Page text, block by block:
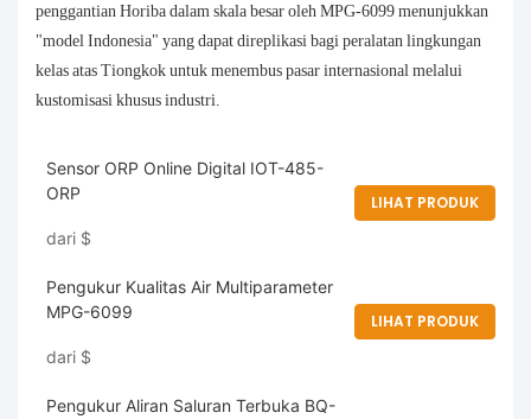
penggantian Horiba dalam skala besar oleh MPG-6099 menunjukkan
"model Indonesia" yang dapat direplikasi bagi peralatan lingkungan
kelas atas Tiongkok untuk menembus pasar internasional melalui
kustomisasi khusus industri.
Sensor ORP Online Digital IOT-485-
ORP
dari $
LIHAT PRODUK
Pengukur Kualitas Air Multiparameter
MPG-6099
dari $
LIHAT PRODUK
Pengukur Aliran Saluran Terbuka BQ-